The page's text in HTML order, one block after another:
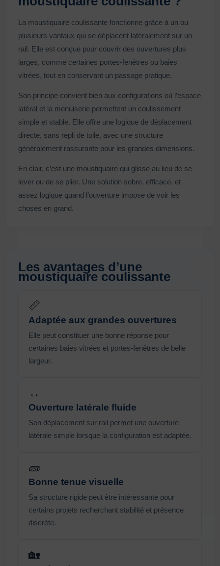
La moustiquaire coulissante fonctionne grâce à un ou
plusieurs vantaux qui se déplacent latéralement sur un
rail. Elle est conçue pour couvrir des ouvertures plus
larges, comme certaines portes-fenêtres ou baies
vitrées, tout en conservant un passage pratique.
Son principe convient bien aux configurations où l’espace
latéral et la menuiserie permettent un coulissement
simple et stable. Elle offre une logique de déplacement
directe, sans repli de toile, avec une structure
généralement rassurante pour les grandes dimensions.
En clair, c’est une moustiquaire qui glisse au lieu de se
lever ou de se plier. Une solution sobre, efficace, et
assez logique quand l’ouverture impose de voir les
choses en grand.
Les avantages d’une
moustiquaire coulissante
📏
Adaptée aux grandes ouvertures
Elle peut constituer une bonne réponse pour
certaines baies vitrées et portes-fenêtres de belle
largeur.
↔️
Ouverture latérale fluide
Son déplacement sur rail permet une ouverture
latérale simple lorsque la configuration est adaptée.
🧱
Bonne tenue visuelle
Sa structure rigide peut être intéressante pour
certains projets recherchant stabilité et présence
discrète.
🏡